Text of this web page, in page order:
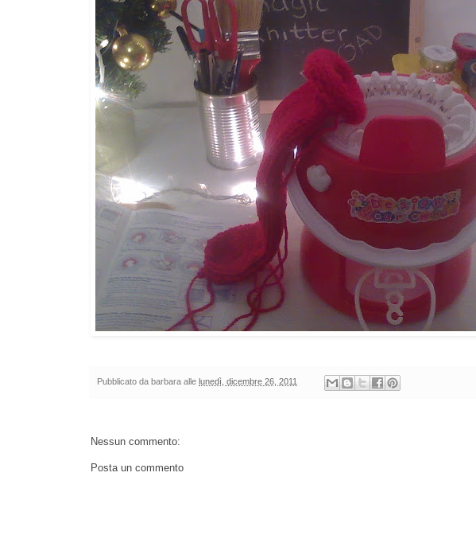
Pubblicato da barbara alle lunedì, dicembre 26, 2011
Nessun commento:
Posta un commento